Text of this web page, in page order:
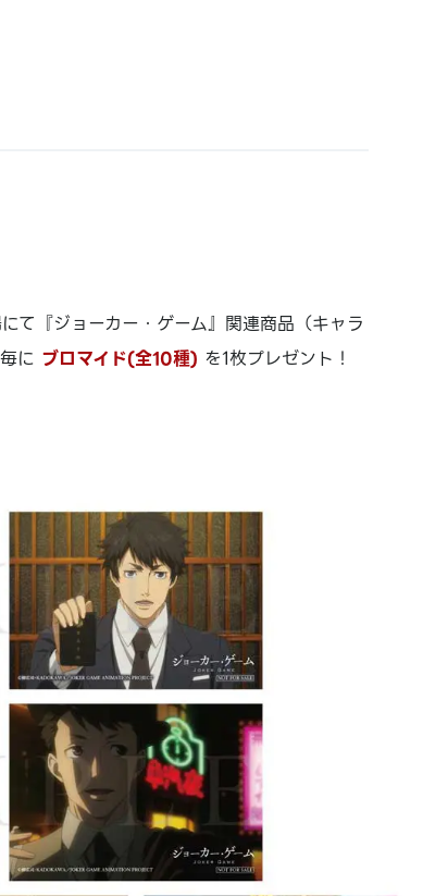
て『ジョーカー・ゲーム』関連商品（キャラ
に ブロマイド(全10種) を1枚プレゼント！